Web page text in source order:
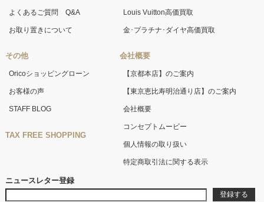
よくあるご質問 Q&A
お取り置きについて
その他
Oricoショッピングローン
お客様の声
STAFF BLOG
TAX FREE SHOPPING
Louis Vuitton高価買取
金･プラチナ･ダイヤ高価買取
会社概要
【京都本店】のご案内
【東京恵比寿明治通り店】のご案内
会社概要
コンセプトムービー
個人情報の取り扱い
特定商取引法に関する表示
ニュースレター登録